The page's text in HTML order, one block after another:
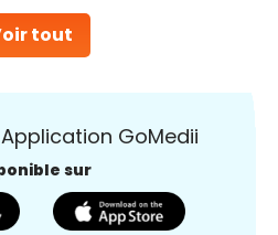
tout
Application GoMedii
sur